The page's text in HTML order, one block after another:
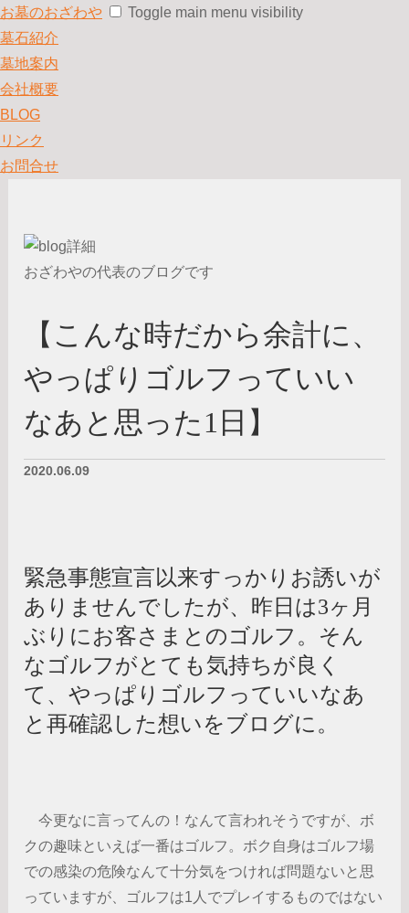
お墓のおざわや
Toggle main menu visibility
墓石紹介
墓地案内
会社概要
BLOG
リンク
お問合せ
おざわやの代表のブログです
【こんな時だから余計に、
やっぱりゴルフっていい
なあと思った1日】
2020.06.09
緊急事態宣言以来すっかりお誘いが
ありませんでしたが、昨日は3ヶ月
ぶりにお客さまとのゴルフ。そん
なゴルフがとても気持ちが良く
て、やっぱりゴルフっていいなあ
と再確認した想いをブログに。
今更なに言ってんの！なんて言われそうですが、ボ
クの趣味といえば一番はゴルフ。ボク自身はゴルフ場
での感染の危険なんて十分気をつければ問題ないと思
っていますが、ゴルフは1人でプレイするものではない